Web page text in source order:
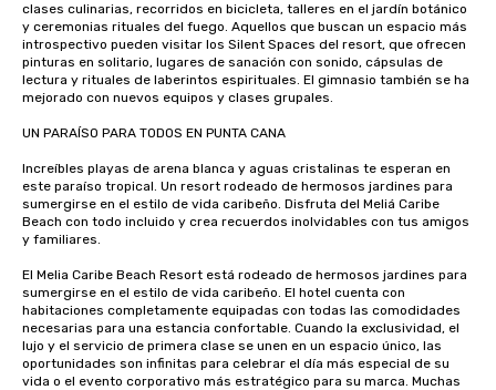
clases culinarias, recorridos en bicicleta, talleres en el jardín botánico
y ceremonias rituales del fuego. Aquellos que buscan un espacio más
introspectivo pueden visitar los Silent Spaces del resort, que ofrecen
pinturas en solitario, lugares de sanación con sonido, cápsulas de
lectura y rituales de laberintos espirituales. El gimnasio también se ha
mejorado con nuevos equipos y clases grupales.
UN PARAÍSO PARA TODOS EN PUNTA CANA
Increíbles playas de arena blanca y aguas cristalinas te esperan en
este paraíso tropical. Un resort rodeado de hermosos jardines para
sumergirse en el estilo de vida caribeño. Disfruta del Meliá Caribe
Beach con todo incluido y crea recuerdos inolvidables con tus amigos
y familiares.
El Melia Caribe Beach Resort está rodeado de hermosos jardines para
sumergirse en el estilo de vida caribeño. El hotel cuenta con
habitaciones completamente equipadas con todas las comodidades
necesarias para una estancia confortable. Cuando la exclusividad, el
lujo y el servicio de primera clase se unen en un espacio único, las
oportunidades son infinitas para celebrar el día más especial de su
vida o el evento corporativo más estratégico para su marca. Muchas